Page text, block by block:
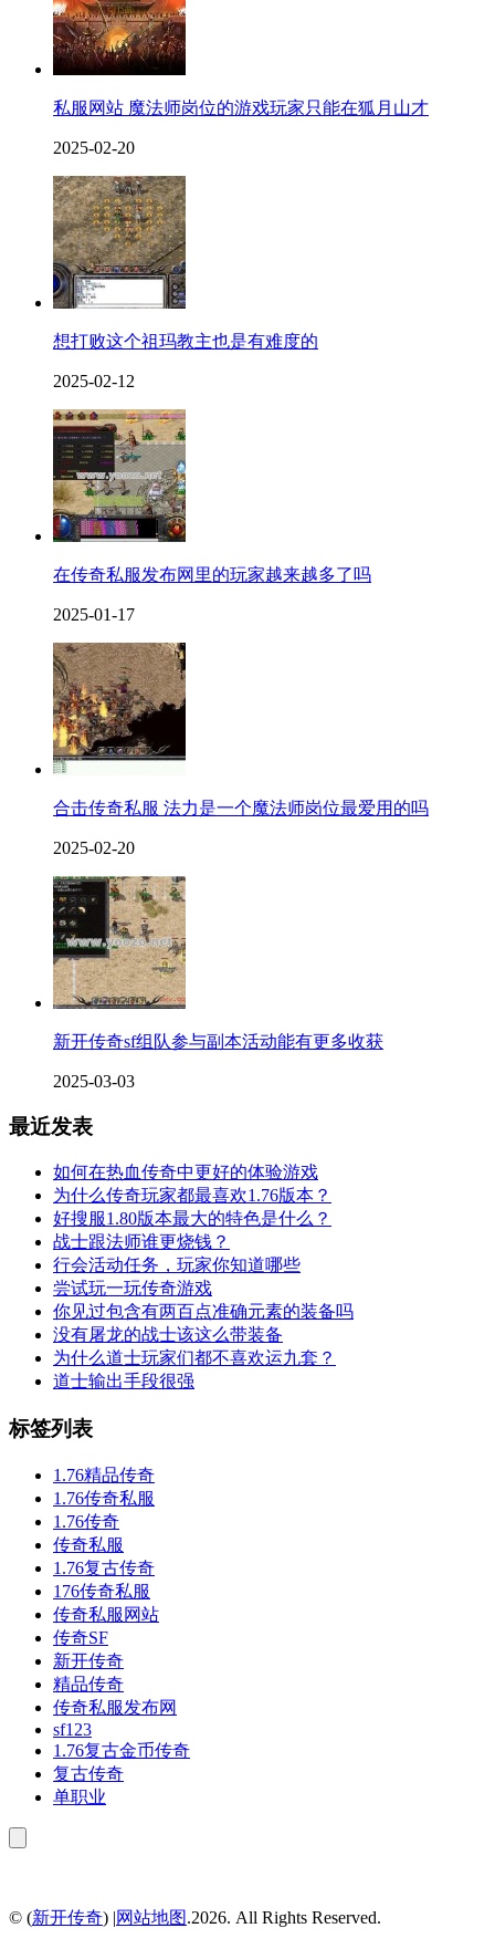
私服网站 魔法师岗位的游戏玩家只能在狐月山才
2025-02-20
想打败这个祖玛教主也是有难度的
2025-02-12
在传奇私服发布网里的玩家越来越多了吗
2025-01-17
合击传奇私服 法力是一个魔法师岗位最爱用的吗
2025-02-20
新开传奇sf组队参与副本活动能有更多收获
2025-03-03
最近发表
如何在热血传奇中更好的体验游戏
为什么传奇玩家都最喜欢1.76版本？
好搜服1.80版本最大的特色是什么？
战士跟法师谁更烧钱？
行会活动任务，玩家你知道哪些
尝试玩一玩传奇游戏
你见过包含有两百点准确元素的装备吗
没有屠龙的战士该这么带装备
为什么道士玩家们都不喜欢运九套？
道士输出手段很强
标签列表
1.76精品传奇
1.76传奇私服
1.76传奇
传奇私服
1.76复古传奇
176传奇私服
传奇私服网站
传奇SF
新开传奇
精品传奇
传奇私服发布网
sf123
1.76复古金币传奇
复古传奇
单职业
© (新开传奇) |网站地图.2026. All Rights Reserved.